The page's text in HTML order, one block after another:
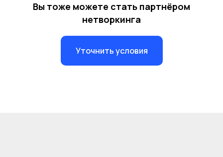
Вы тоже можете стать партнёром
нетворкинга
Уточнить условия